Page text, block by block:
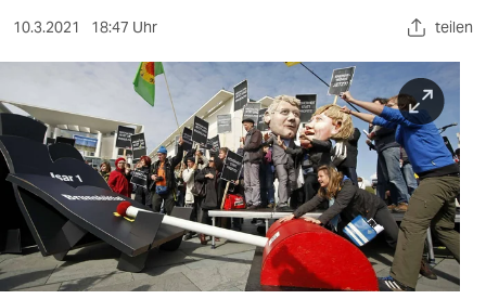
sport
nord
wahrheit
verlag
verlag
10.3.2021 18:47 Uhr teilen